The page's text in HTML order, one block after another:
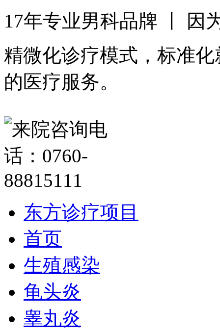
17年专业男科品牌 丨 因
精微化诊疗模式，标准
的医疗服务。
东方诊疗项目
首页
生殖感染
龟头炎
睾丸炎